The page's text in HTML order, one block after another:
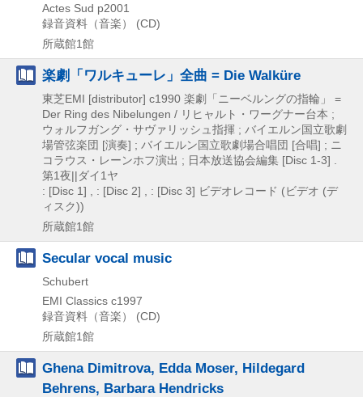
Actes Sud p2001
録音資料（音楽） (CD)
所蔵館1館
楽劇「ワルキューレ」全曲 = Die Walküre
東芝EMI [distributor] c1990 楽劇「ニーベルングの指輪」 =
Der Ring des Nibelungen / リヒャルト・ワーグナー台本 ;
ウォルフガング・サヴァリッシュ指揮 ; バイエルン国立歌劇
場管弦楽団 [演奏] ; バイエルン国立歌劇場合唱団 [合唱] ; ニ
コラウス・レーンホフ演出 ; 日本放送協会編集 [Disc 1-3] .
第1夜||ダイ1ヤ
: [Disc 1] , : [Disc 2] , : [Disc 3] ビデオレコード (ビデオ (デ
ィスク))
所蔵館1館
Secular vocal music
Schubert
EMI Classics c1997
録音資料（音楽） (CD)
所蔵館1館
Ghena Dimitrova, Edda Moser, Hildegard
Behrens, Barbara Hendricks